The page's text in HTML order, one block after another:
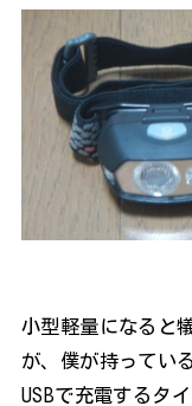
小型軽量になると
が、僕が持ってい
USBで充電するタ